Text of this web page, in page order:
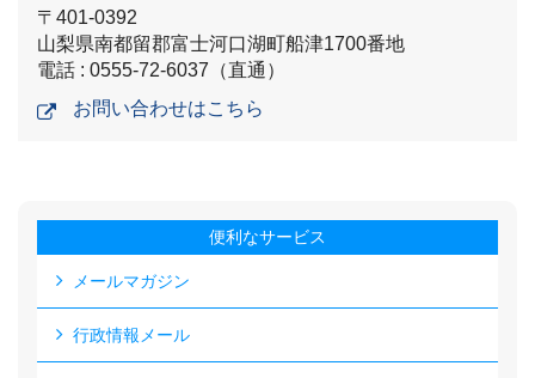
〒401-0392
山梨県南都留郡富士河口湖町船津1700番地
電話 : 0555-72-6037（直通）
お問い合わせはこちら
便利なサービス
メールマガジン
行政情報メール